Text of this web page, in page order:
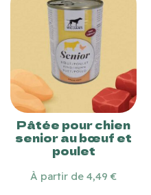
Pâtée pour chien
senior au bœuf et
poulet
À partir de 4,49 €